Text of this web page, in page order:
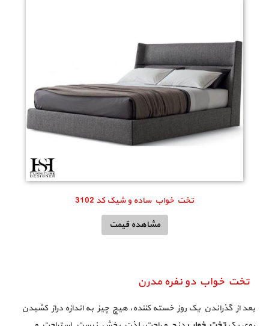
تخت خواب ساده و شیک کد 3102
مشاهده قیمت
تخت خواب دو نفره مدرن
بعد از گذراندن یک روز خسته کننده، هیچ چیز به اندازه دراز کشیدن